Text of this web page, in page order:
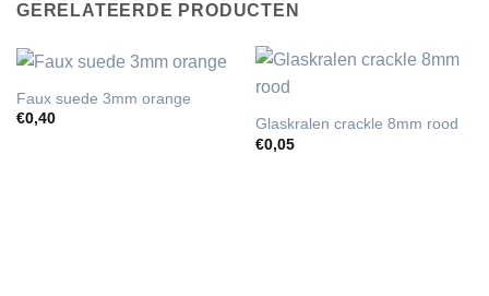
GERELATEERDE PRODUCTEN
Faux suede 3mm orange
€0,40
Glaskralen crackle 8mm rood
€0,05